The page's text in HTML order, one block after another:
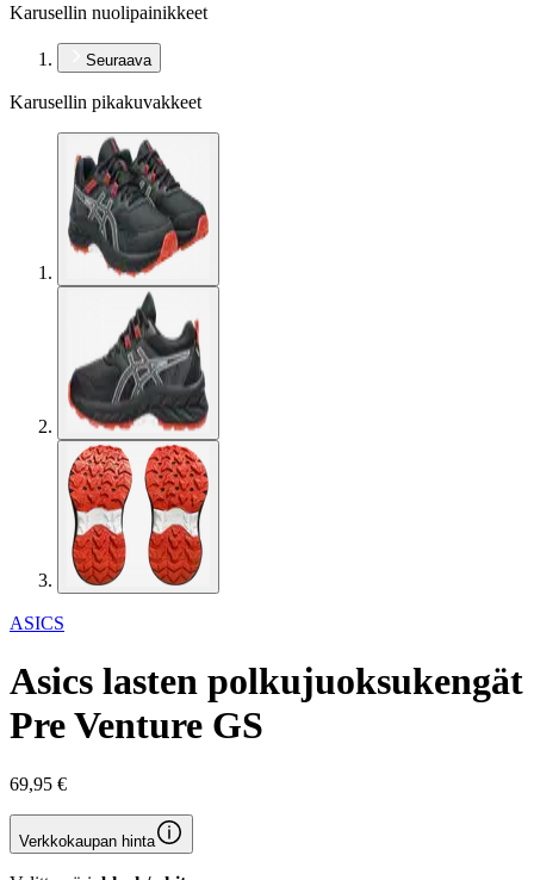
Karusellin nuolipainikkeet
Seuraava
Karusellin pikakuvakkeet
ASICS
Asics lasten polkujuoksukengät
Pre Venture GS
69,95 €
Verkkokaupan hinta